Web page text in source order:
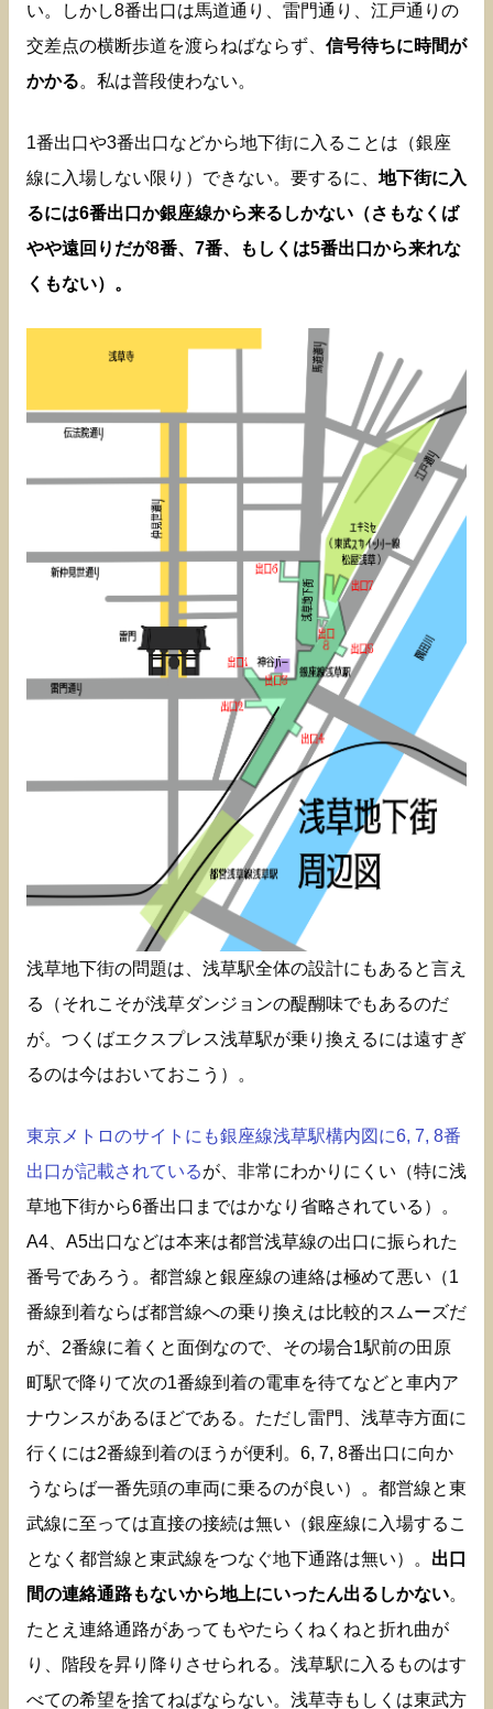
い。しかし8番出口は馬道通り、雷門通り、江戸通りの
交差点の横断歩道を渡らねばならず、 信号待ちに時間が
かかる。私は普段使わない。
1番出口や3番出口などから地下街に入ることは（銀座
線に入場しない限り）できない。要するに、 地下街に入
るには6番出口か銀座線から来るしかない（さもなくば
やや遠回りだが8番、7番、もしくは5番出口から来れな
くもない）。
浅草地下街の問題は、浅草駅全体の設計にもあると言え
る（それこそが浅草ダンジョンの醍醐味でもあるのだ
が。つくばエクスプレス浅草駅が乗り換えるには遠すぎ
るのは今はおいておこう）。
東京メトロのサイトにも銀座線浅草駅構内図に6, 7, 8番
出口が記載されているが、非常にわかりにくい（特に浅
草地下街から6番出口まではかなり省略されている）。
A4、A5出口などは本来は都営浅草線の出口に振られた
番号であろう。都営線と銀座線の連絡は極めて悪い（1
番線到着ならば都営線への乗り換えは比較的スムーズだ
が、2番線に着くと面倒なので、その場合1駅前の田原
町駅で降りて次の1番線到着の電車を待てなどと車内ア
ナウンスがあるほどである。ただし雷門、浅草寺方面に
行くには2番線到着のほうが便利。6, 7, 8番出口に向か
うならば一番先頭の車両に乗るのが良い）。都営線と東
武線に至っては直接の接続は無い（銀座線に入場するこ
となく都営線と東武線をつなぐ地下通路は無い）。 出口
間の連絡通路もないから地上にいったん出るしかない。
たとえ連絡通路があってもやたらくねくねと折れ曲が
り、階段を昇り降りさせられる。浅草駅に入るものはす
べての希望を捨てねばならない。浅草寺もしくは東武方